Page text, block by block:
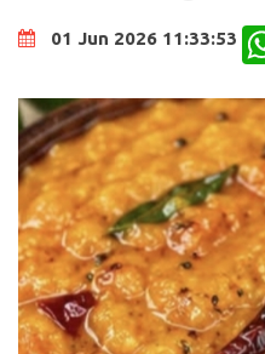
01 Jun 2026 11:33:53